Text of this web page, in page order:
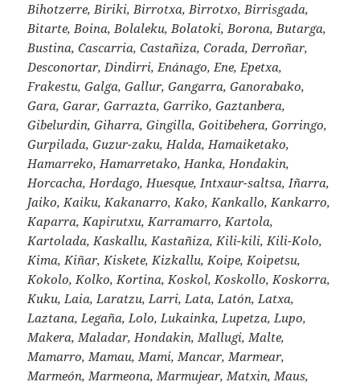
Bihotzerre, Biriki, Birrotxa, Birrotxo, Birrisgada,
Bitarte, Boina, Bolaleku, Bolatoki, Borona, Butarga,
Bustina, Cascarria, Castañiza, Corada, Derroñar,
Desconortar, Dindirri, Enánago, Ene, Epetxa,
Frakestu, Galga, Gallur, Gangarra, Ganorabako,
Gara, Garar, Garrazta, Garriko, Gaztanbera,
Gibelurdin, Giharra, Gingilla, Goitibehera, Gorringo,
Gurpilada, Guzur-zaku, Halda, Hamaiketako,
Hamarreko, Hamarretako, Hanka, Hondakin,
Horcacha, Hordago, Huesque, Intxaur-saltsa, Iñarra,
Jaiko, Kaiku, Kakanarro, Kako, Kankallo, Kankarro,
Kaparra, Kapirutxu, Karramarro, Kartola,
Kartolada, Kaskallu, Kastañiza, Kili-kili, Kili-Kolo,
Kima, Kiñar, Kiskete, Kizkallu, Koipe, Koipetsu,
Kokolo, Kolko, Kortina, Koskol, Koskollo, Koskorra,
Kuku, Laia, Laratzu, Larri, Lata, Latón, Latxa,
Laztana, Legaña, Lolo, Lukainka, Lupetza, Lupo,
Makera, Maladar, Hondakin, Mallugi, Malte,
Mamarro, Mamau, Mami, Mancar, Marmear,
Marmeón, Marmeona, Marmujear, Matxin, Maus,